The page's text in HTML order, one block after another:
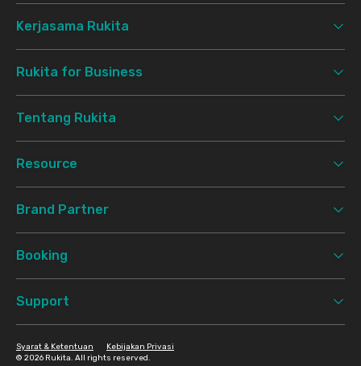
Kerjasama Rukita
Rukita for Business
Tentang Rukita
Resource
Brand Partner
Booking
Support
© 2026 Rukita. All rights reserved.
Syarat & Ketentuan Kebijakan Privasi